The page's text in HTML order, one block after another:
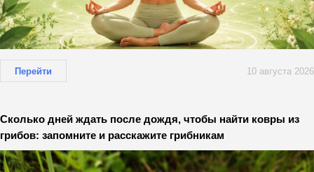
Перейти 10 августа 2026
Сколько дней ждать после дождя, чтобы найти ковры из
грибов: запомните и расскажите грибникам